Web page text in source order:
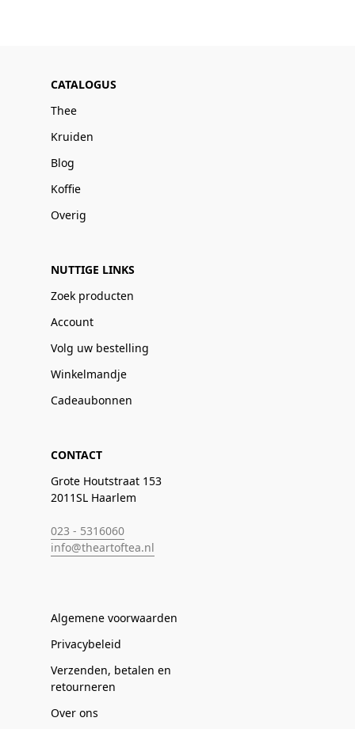
CATALOGUS
Thee
Kruiden
Blog
Koffie
Overig
NUTTIGE LINKS
Zoek producten
Account
Volg uw bestelling
Winkelmandje
Cadeaubonnen
CONTACT
Grote Houtstraat 153
2011SL Haarlem
023 - 5316060
info@theartoftea.nl
Algemene voorwaarden
Privacybeleid
Verzenden, betalen en
retourneren
Over ons